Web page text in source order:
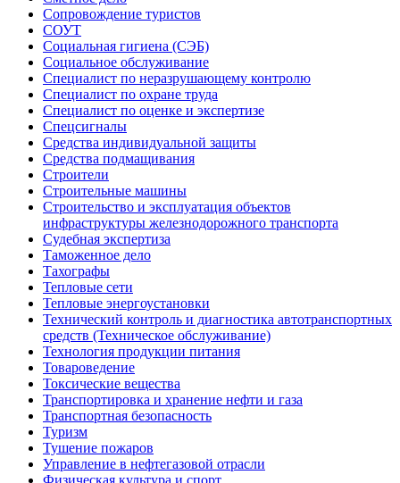
Сопровождение туристов
СОУТ
Социальная гигиена (СЭБ)
Социальное обслуживание
Специалист по неразрушающему контролю
Специалист по охране труда
Специалист по оценке и экспертизе
Спецсигналы
Средства индивидуальной защиты
Средства подмащивания
Строители
Строительные машины
Строительство и эксплуатация объектов
инфраструктуры железнодорожного транспорта
Судебная экспертиза
Таможенное дело
Тахографы
Тепловые сети
Тепловые энергоустановки
Технический контроль и диагностика автотранспортных
средств (Техническое обслуживание)
Технология продукции питания
Товароведение
Токсические вещества
Транспортировка и хранение нефти и газа
Транспортная безопасность
Туризм
Тушение пожаров
Управление в нефтегазовой отрасли
Физическая культура и спорт